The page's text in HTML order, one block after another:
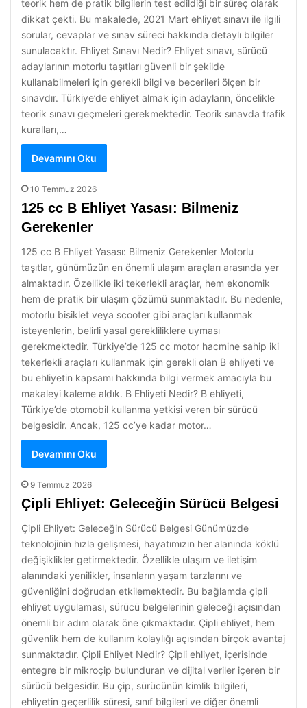
teorik hem de pratik bilgilerin test edildiği bir süreç olarak
dikkat çekti. Bu makalede, 2021 Mart ehliyet sınavı ile ilgili
sorular, cevaplar ve sınav süreci hakkında detaylı bilgiler
sunulacaktır. Ehliyet Sınavı Nedir? Ehliyet sınavı, sürücü
adaylarının motorlu taşıtları güvenli bir şekilde
kullanabilmeleri için gerekli bilgi ve becerileri ölçen bir
sınavdır. Türkiye’de ehliyet almak için adayların, öncelikle
teorik sınavı geçmeleri gerekmektedir. Teorik sınavda trafik
kuralları,…
Devamını Oku
10 Temmuz 2026
125 cc B Ehliyet Yasası: Bilmeniz
Gerekenler
125 cc B Ehliyet Yasası: Bilmeniz Gerekenler Motorlu
taşıtlar, günümüzün en önemli ulaşım araçları arasında yer
almaktadır. Özellikle iki tekerlekli araçlar, hem ekonomik
hem de pratik bir ulaşım çözümü sunmaktadır. Bu nedenle,
motorlu bisiklet veya scooter gibi araçları kullanmak
isteyenlerin, belirli yasal gerekliliklere uyması
gerekmektedir. Türkiye’de 125 cc motor hacmine sahip iki
tekerlekli araçları kullanmak için gerekli olan B ehliyeti ve
bu ehliyetin kapsamı hakkında bilgi vermek amacıyla bu
makaleyi kaleme aldık. B Ehliyeti Nedir? B ehliyeti,
Türkiye’de otomobil kullanma yetkisi veren bir sürücü
belgesidir. Ancak, 125 cc’ye kadar motor…
Devamını Oku
9 Temmuz 2026
Çipli Ehliyet: Geleceğin Sürücü Belgesi
Çipli Ehliyet: Geleceğin Sürücü Belgesi Günümüzde
teknolojinin hızla gelişmesi, hayatımızın her alanında köklü
değişiklikler getirmektedir. Özellikle ulaşım ve iletişim
alanındaki yenilikler, insanların yaşam tarzlarını ve
güvenliğini doğrudan etkilemektedir. Bu bağlamda çipli
ehliyet uygulaması, sürücü belgelerinin geleceği açısından
önemli bir adım olarak öne çıkmaktadır. Çipli ehliyet, hem
güvenlik hem de kullanım kolaylığı açısından birçok avantaj
sunmaktadır. Çipli Ehliyet Nedir? Çipli ehliyet, içerisinde
entegre bir mikroçip bulunduran ve dijital veriler içeren bir
sürücü belgesidir. Bu çip, sürücünün kimlik bilgileri,
ehliyetin geçerlilik süresi, sınıf bilgileri ve diğer önemli